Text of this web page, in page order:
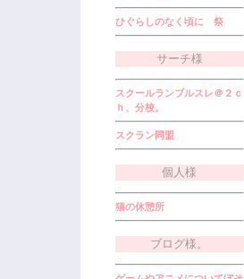
ひぐらしのなく頃に 祭
サーチ様
スクールランブルスレ＠２ｃ
ｈ、分校。
スクラン同盟
個人様
猫の休憩所
ブログ様。